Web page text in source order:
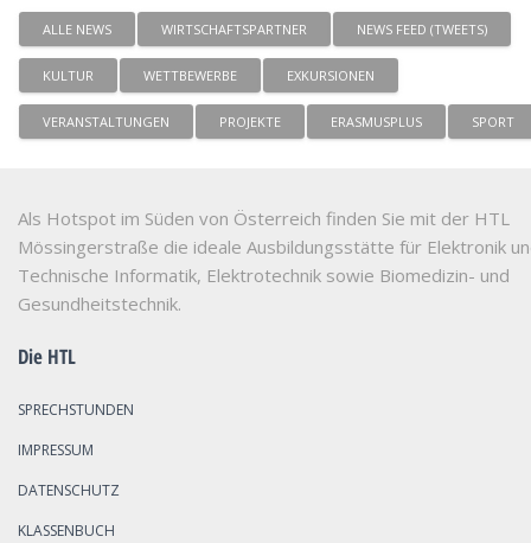
ALLE NEWS WIRTSCHAFTSPARTNER NEWS FEED (TWEETS)
KULTUR WETTBEWERBE EXKURSIONEN
VERANSTALTUNGEN PROJEKTE ERASMUSPLUS SPORT
Als Hotspot im Süden von Österreich finden Sie mit der HTL
Mössingerstraße die ideale Ausbildungsstätte für Elektronik
Technische Informatik, Elektrotechnik sowie Biomedizin- und
Gesundheitstechnik.
Die HTL
SPRECHSTUNDEN
IMPRESSUM
DATENSCHUTZ
KLASSENBUCH